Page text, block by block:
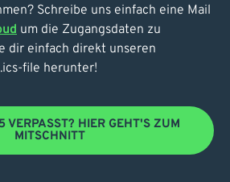
Schreibe uns einfach eine Mail
um die Zugangsdaten zu
dir einfach direkt unseren
file herunter!
VERPASST? HIER GEHT'S ZUM
MITSCHNITT